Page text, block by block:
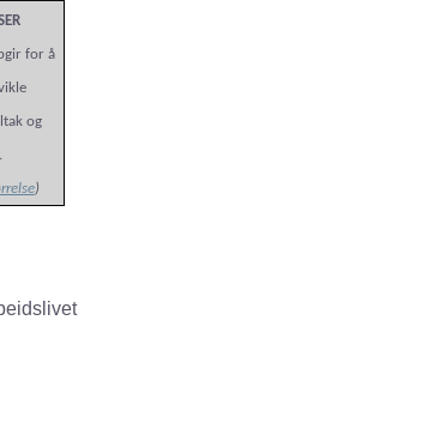
for å
og
)